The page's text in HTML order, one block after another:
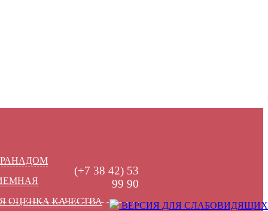
ОЦЕНКА КАЧЕСТВА
(+7 38 42) 53
99 90
ВЕРСИЯ ДЛЯ СЛАБОВИДЯЩИХ